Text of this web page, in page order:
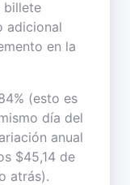
billete
adicional
en la
(esto es
día del
anual
$45,14 de
atrás).